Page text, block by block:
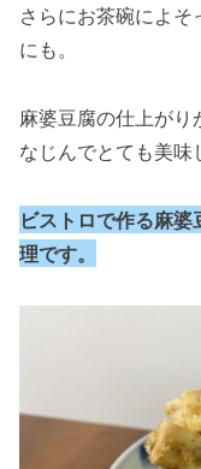
さらにお茶碗によそ
にも。
麻婆豆腐の仕上がり
なじんでとても美味
ビストロで作る麻
理です。